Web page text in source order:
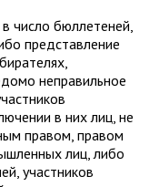
число бюллетеней,
представление
неправильное
в них лиц, не
правом, правом
лиц, либо
участников